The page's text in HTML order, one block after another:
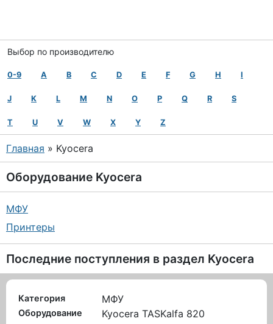
Выбор по производителю
0-9 A B C D E F G H I
J K L M N O P Q R S
T U V W X Y Z
Главная » Kyocera
Оборудование Kyocera
МФУ
Принтеры
Последние поступления в раздел Kyocera
Категория МФУ
Оборудование Kyocera TASKalfa 820